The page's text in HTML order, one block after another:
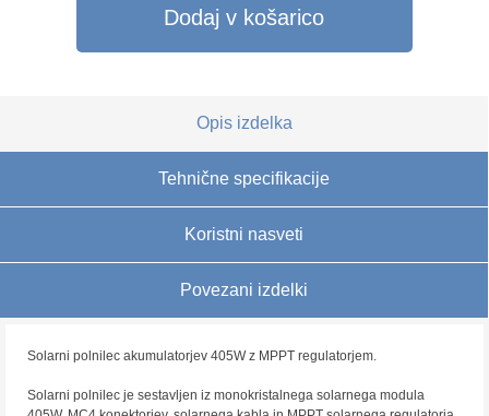
Dodaj v košarico
Opis izdelka
Tehnične specifikacije
Koristni nasveti
Povezani izdelki
Solarni polnilec akumulatorjev 405W z MPPT regulatorjem.
Solarni polnilec je sestavljen iz monokristalnega solarnega modula